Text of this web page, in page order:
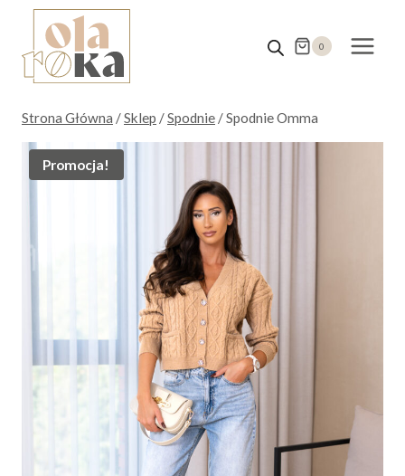
Przejdź
treści
0
Strona Główna /Sklep /Spodnie /Spodnie Omma
Promocja!